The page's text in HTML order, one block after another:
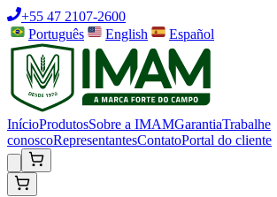
+55 47 2107-2600
Português
English Español
InícioProdutosSobre a IMAMGarantiaTrabalhe
conoscoRepresentantesContatoPortal do cliente